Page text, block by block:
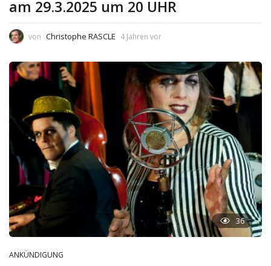
am 29.3.2025 um 20 UHR
von Christophe RASCLE 4 Jahren vor
36
ANKÜNDIGUNG